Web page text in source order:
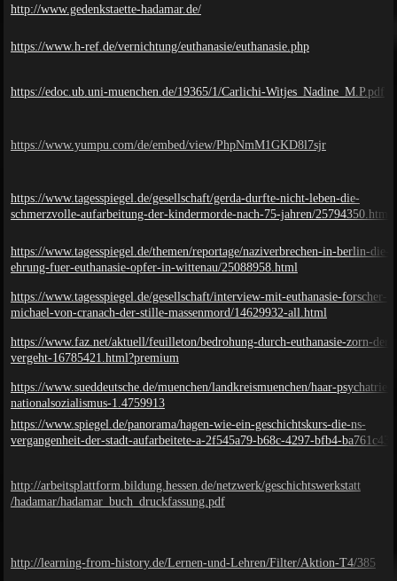
http://www.gedenkstaette-hadamar.de/
https://www.h-ref.de/vernichtung/euthanasie/euthanasie.php
https://edoc.ub.uni-muenchen.de/19365/1/Carlichi-Witjes_Nadine_M.P.pdf
https://www.yumpu.com/de/embed/view/PhpNmM1GKD8l7sjr
https://www.tagesspiegel.de/gesellschaft/gerda-durfte-nicht-leben-die-
schmerzvolle-aufarbeitung-der-kindermorde-nach-75-jahren/25794350.html
https://www.tagesspiegel.de/themen/reportage/naziverbrechen-in-berlin-die-
ehrung-fuer-euthanasie-opfer-in-wittenau/25088958.html
https://www.tagesspiegel.de/gesellschaft/interview-mit-euthanasie-forscher-
michael-von-cranach-der-stille-massenmord/14629932-all.html
https://www.faz.net/aktuell/feuilleton/bedrohung-durch-euthanasie-zorn-
vergeht-16785421.html?premium
https://www.sueddeutsche.de/muenchen/landkreismuenchen/haar-psychatrie-
nationalsozialismus-1.4759913
https://www.spiegel.de/panorama/hagen-wie-ein-geschichtskurs-die-ns-
vergangenheit-der-stadt-aufarbeitete-a-2f545a79-b68c-4297-bfb4-
http://arbeitsplattform.bildung.hessen.de/netzwerk/geschichtswerkstatt
/hadamar/hadamar_ buch_druckfassung.pdf
http://learning-from-history.de/Lernen-und-Lehren/Filter/Aktion-T4/385